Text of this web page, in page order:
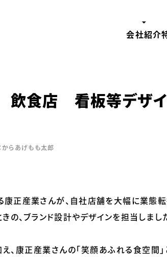
会社紹介
飲食店 看板等デザイ
らあげもも太郎
康正産業さんが、自社店舗を大幅に業態
の、ブランド設計やデザインを担当しまし
、康正産業さんの「笑顔あふれる食空間